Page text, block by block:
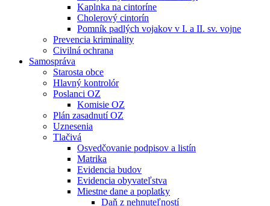
Kaplnka na cintoríne
Cholerový cintorín
Pomník padlých vojakov v I. a II. sv. vojne
Prevencia kriminality
Civilná ochrana
Samospráva
Starosta obce
Hlavný kontrolór
Poslanci OZ
Komisie OZ
Plán zasadnutí OZ
Uznesenia
Tlačivá
Osvedčovanie podpisov a listín
Matrika
Evidencia budov
Evidencia obyvateľstva
Miestne dane a poplatky
Daň z nehnuteľností